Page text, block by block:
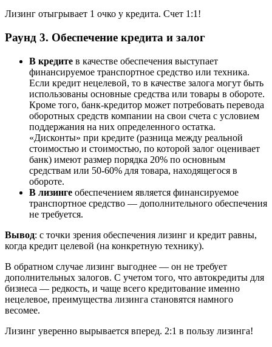
Лизинг отыгрывает 1 очко у кредита. Счет 1:1!
Раунд 3. Обеспечение кредита и залог
В кредите в качестве обеспечения выступает
финансируемое транспортное средство или техника.
Если кредит нецелевой, то в качестве залога могут быть
использованы основные средства или товары в обороте.
Кроме того, банк-кредитор может потребовать перевода
оборотных средств компании на свои счета с условием
поддержания на них определенного остатка.
«Дисконты» при кредите (разница между реальной
стоимостью и стоимостью, по которой залог оценивает
банк) имеют размер порядка 20% по основным
средствам или 50-60% для товара, находящегося в
обороте.
В лизинге обеспечением является финансируемое
транспортное средство — дополнительного обеспечения
не требуется.
Вывод: с точки зрения обеспечения лизинг и кредит равны,
когда кредит целевой (на конкретную технику).
В обратном случае лизинг выгоднее — он не требует
дополнительных залогов. С учетом того, что автокредиты для
бизнеса — редкость, и чаще всего кредитование именно
нецелевое, преимущества лизинга становятся намного
весомее.
Лизинг уверенно вырывается вперед. 2:1 в пользу лизинга!